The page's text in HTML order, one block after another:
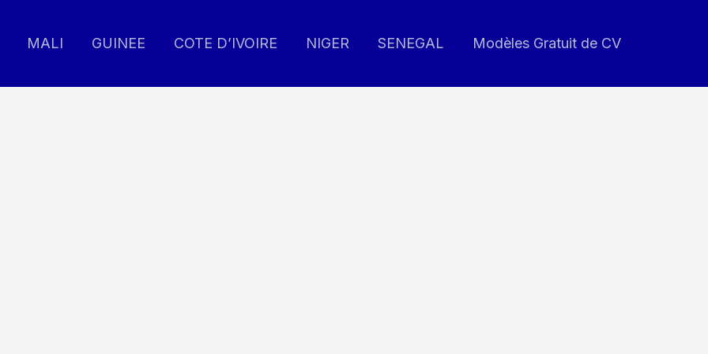
MALI GUINEE COTE D’IVOIRE NIGER SENEGAL Modèles Gratuit de CV